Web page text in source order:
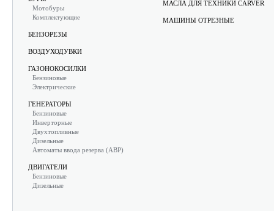
Мотобуры
Комплектующие
БЕНЗОРЕЗЫ
ВОЗДУХОДУВКИ
ГАЗОНОКОСИЛКИ
Бензиновые
Электрические
ГЕНЕРАТОРЫ
Бензиновые
Инверторные
Двухтопливные
Дизельные
Автоматы ввода резерва (АВР)
ДВИГАТЕЛИ
Бензиновые
Дизельные
МАСЛА ДЛЯ ТЕХНИКИ CARVER
МАШИНЫ ОТРЕЗНЫЕ